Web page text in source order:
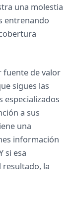
una molestia
entrenando
fuente de valor
sigues las
especializados
a sus
una
información
si esa
la